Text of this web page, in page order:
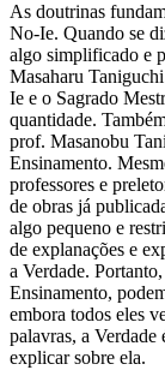
As doutrinas
No-Ie. Quando se
algo simplificado e
Masaharu
Ie e o Sagrado
quantidade.
prof. Masanobu
Ensinamento.
professores e
de obras já
algo pequeno e
de explanações e
a Verdade.
Ensinamento,
embora todos eles
palavras, a Verdade
explicar sobre ela.